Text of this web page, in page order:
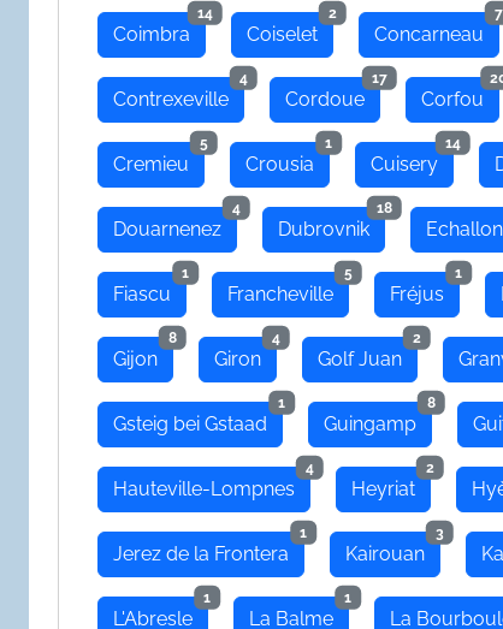
Coimbra
14
Coiselet
2
Concarneau
7
Contrexeville
4
Cordoue
17
Corfou
Cremieu
5
Crousia
1
Cuisery
14
Douarnenez
4
Dubrovnik
18
Echallon
Fiascu
1
Francheville
5
Fréjus
1
Gijon
8
Giron
4
Golf Juan
2
Gsteig bei Gstaad
1
Guingamp
8
Hauteville-Lompnes
4
Heyriat
2
Jerez de la Frontera
1
Kairouan
3
L'Abresle
1
La Balme
1
La